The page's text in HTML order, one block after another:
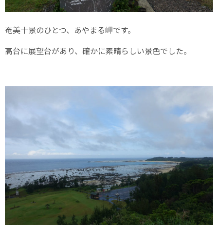
奄美十景のひとつ、あやまる岬です。
高台に展望台があり、確かに素晴らしい景色でした。